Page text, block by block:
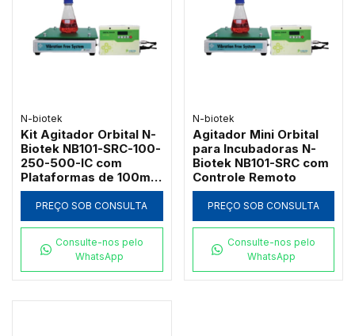
N-biotek
Kit Agitador Orbital N-
Biotek NB101-SRC-100-
250-500-IC com
Plataformas de 100ml,
250ml e 500ml
PREÇO SOB CONSULTA
Consulte-nos pelo
WhatsApp
N-biotek
Agitador Mini Orbital
para Incubadoras N-
Biotek NB101-SRC com
Controle Remoto
PREÇO SOB CONSULTA
Consulte-nos pelo
WhatsApp